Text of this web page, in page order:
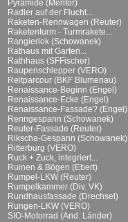
Pyramide (Mentor)
Radler auf der Flucht...
Raketen-Rennwagen (Reuter)
Raketenturm - Turmrakete...
Rangierlok (Schowanek)
Rathaus mit Garten...
Rathhaus (SFFischer)
Raupenschlepper (VERO)
Reitparcour (BKF Blumenau)
Renaissance-Beginn (Engel)
Renaissance-Ecke (Engel)
Renaissance-Fassade? (Engel)
Renngespann (Schowanek)
Reuter-Fassade (Reuter)
Rikscha-Gespann (Schowanek)
Ritterburg (VERO)
Ruck + Zuck, integriert...
Ruinen & Bögen (Ebert)
Rumpel-LKW (Reuter)
Rumpelkammer (Div. VK)
Rundhausfassade (Drechsel)
Rungen-LKW (VERO)
SIO-Motorrad (And. Länder)